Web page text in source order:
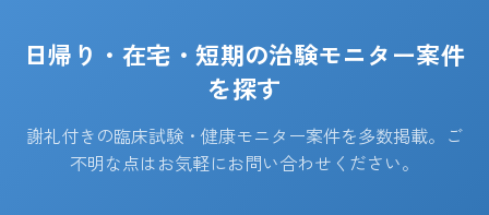
日帰り・在宅・短期の治験モニター案件
を探す
謝礼付きの臨床試験・健康モニター案件を多数掲載。ご
不明な点はお気軽にお問い合わせください。